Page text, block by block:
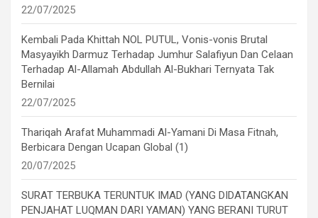
22/07/2025
Kembali Pada Khittah NOL PUTUL, Vonis-vonis Brutal
Masyayikh Darmuz Terhadap Jumhur Salafiyun Dan Celaan
Terhadap Al-Allamah Abdullah Al-Bukhari Ternyata Tak
Bernilai
22/07/2025
Thariqah Arafat Muhammadi Al-Yamani Di Masa Fitnah,
Berbicara Dengan Ucapan Global (1)
20/07/2025
SURAT TERBUKA TERUNTUK IMAD (YANG DIDATANGKAN
PENJAHAT LUQMAN DARI YAMAN) YANG BERANI TURUT